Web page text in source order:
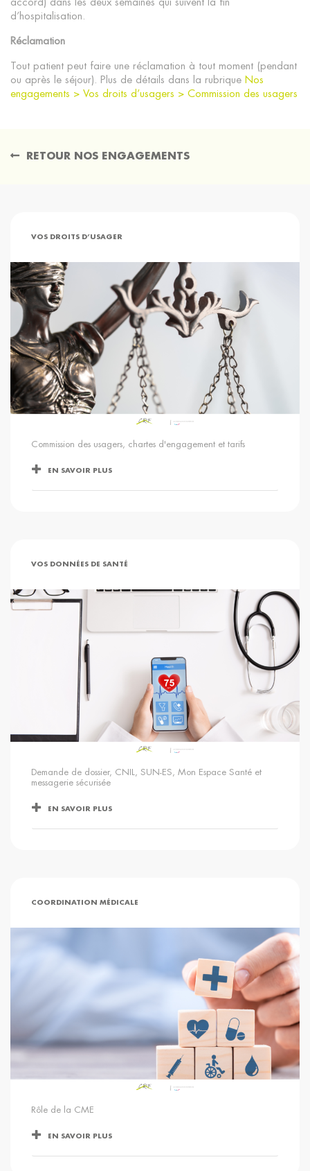
accord) dans les deux semaines qui suivent la fin
d’hospitalisation.
Réclamation
Tout patient peut faire une réclamation à tout moment (pendant
ou après le séjour). Plus de détails dans la rubrique Nos
engagements > Vos droits d’usagers > Commission des usagers
RETOUR NOS ENGAGEMENTS
VOS DROITS D’USAGER
Commission des usagers, chartes d'engagement et tarifs
EN SAVOIR PLUS
VOS DONNÉES DE SANTÉ
Demande de dossier, CNIL, SUN-ES, Mon Espace Santé et
messagerie sécurisée
EN SAVOIR PLUS
COORDINATION MÉDICALE
Rôle de la CME
EN SAVOIR PLUS